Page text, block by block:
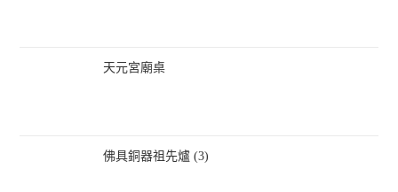
天元宮廟桌
佛具銅器祖先爐 (3)